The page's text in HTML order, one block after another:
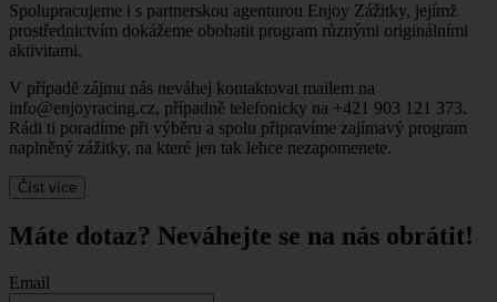
Spolupracujeme i s partnerskou agenturou Enjoy Zážitky, jejímž
prostřednictvím dokážeme obohatit program různými originálními
aktivitami.
V případě zájmu nás neváhej kontaktovat mailem na
info@enjoyracing.cz, případně telefonicky na +421 903 121 373.
Rádi ti poradíme při výběru a spolu připravíme zajímavý program
naplněný zážitky, na které jen tak lehce nezapomenete.
Číst více
Máte dotaz? Neváhejte se na nás obrátit!
Email